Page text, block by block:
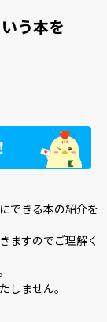
う本を
できる本の紹介を
ますのでご理解く
しません。